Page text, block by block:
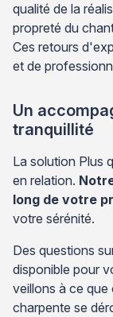
qualité de la
propreté du
Ces retours
et de
Un
tranquillité
La solution Plus
en relation.
long de votre
votre sérénité.
Des questions
disponible pour
veillons à ce
charpente se